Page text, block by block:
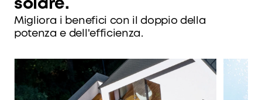
solare.
Migliora i benefici con il doppio della
potenza e dell'efficienza.